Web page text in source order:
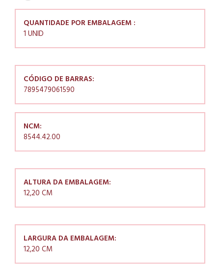
QUANTIDADE POR EMBALAGEM :
1 UNID
CÓDIGO DE BARRAS:
7895479061590
NCM:
8544.42.00
ALTURA DA EMBALAGEM:
12,20 CM
LARGURA DA EMBALAGEM:
12,20 CM